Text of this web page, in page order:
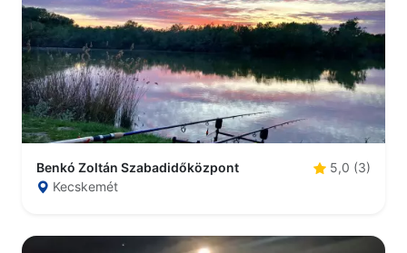
Benkó Zoltán Szabadidőközpont
5,0 (3)
Kecskemét